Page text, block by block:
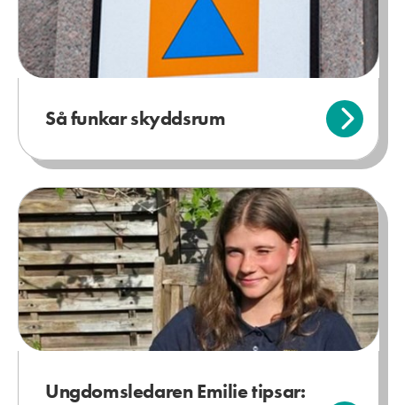
Så funkar skyddsrum
Ungdomsled­aren Emilie tipsar: